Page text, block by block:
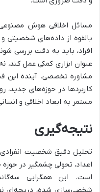
مسائل اخلاقی هوش مصنوعی
بالقوه از داده‌های شخصیتی
افراد، باید به دقت بررسی
عنوان ابزاری کمکی عمل کند،
مشاوره تخصصی. آینده این
کاربردها در حوزه‌های جدید،
مستمر به ابعاد اخلاقی و
نتیجه‌گیری
تحلیل دقیق شخصیت
اعداد، تحولی چشمگیر در
است. این همگرایی
شخصی‌سازی شده، دریچه‌ای